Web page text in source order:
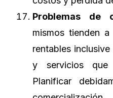
Problemas de
mismos tienden
rentables
y servicios
Planificar